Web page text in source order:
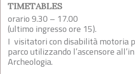
TIMETABLES
orario 9.30 – 17.00
(ultimo ingresso ore 15).
I visitatori con disabilità motoria
parco utilizzando l’ascensore
Archeologia.